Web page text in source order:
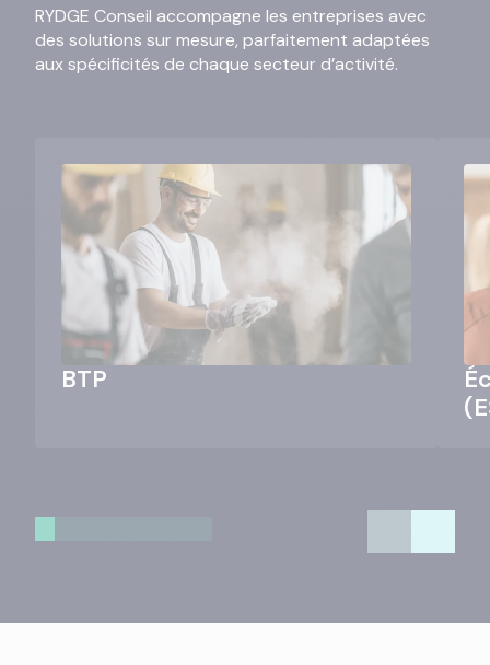
RYDGE Conseil accompagne les entreprises avec
des solutions sur mesure, parfaitement adaptées
aux spécificités de chaque secteur d’activité.
BTP